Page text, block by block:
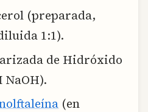
(preparada,
1:1).
de Hidróxido
NaOH).
(en